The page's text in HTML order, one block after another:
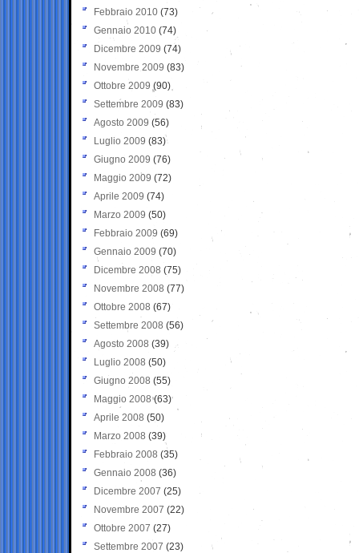
Febbraio 2010 (73)
Gennaio 2010 (74)
Dicembre 2009 (74)
Novembre 2009 (83)
Ottobre 2009 (90)
Settembre 2009 (83)
Agosto 2009 (56)
Luglio 2009 (83)
Giugno 2009 (76)
Maggio 2009 (72)
Aprile 2009 (74)
Marzo 2009 (50)
Febbraio 2009 (69)
Gennaio 2009 (70)
Dicembre 2008 (75)
Novembre 2008 (77)
Ottobre 2008 (67)
Settembre 2008 (56)
Agosto 2008 (39)
Luglio 2008 (50)
Giugno 2008 (55)
Maggio 2008(63)
Aprile 2008 (50)
Marzo 2008 (39)
Febbraio 2008 (35)
Gennaio 2008 (36)
Dicembre 2007 (25)
Novembre 2007 (22)
Ottobre 2007 (27)
Settembre 2007 (23)